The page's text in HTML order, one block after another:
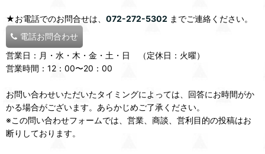
★お電話でのお問合せは、 072-272-5302 までご連絡ください。
電話お問合わせ
営業日：月・水・木・金・土・日 （定休日：火曜）
営業時間：12：00〜20：00
お問い合わせいただいたタイミングによっては、回答にお時間がか
かる場合がございます。あらかじめご了承ください。
※この問い合わせフォームでは、営業、商談、営利目的の投稿はお
断りしております。